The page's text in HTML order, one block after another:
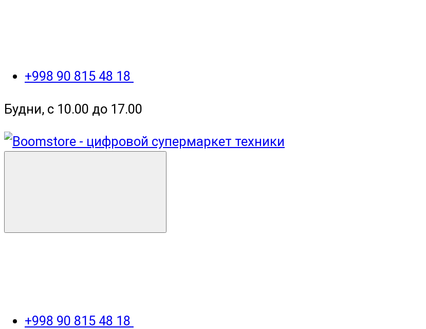
+998 90 815 48 18
Будни, с 10.00 до 17.00
+998 90 815 48 18